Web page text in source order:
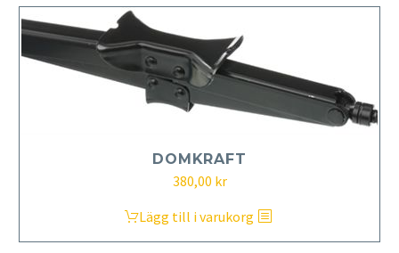
DOMKRAFT
380,00 kr
Lägg till i varukorg